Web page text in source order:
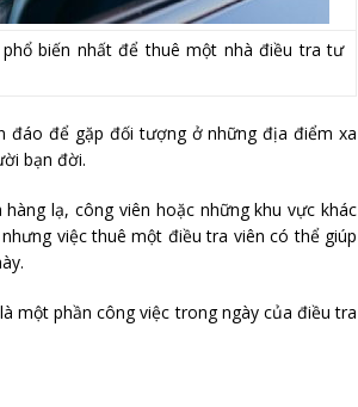
biến nhất để thuê một nhà điều tra tư
đáo để gặp đối tượng ở những địa điểm xa
bạn đời.
lạ, công viên hoặc những khu vực khác
việc thuê một điều tra viên có thể giúp
một phần công việc trong ngày của điều tra